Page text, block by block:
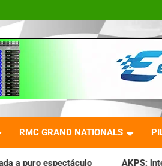
RMC GRAND NATIONALS
AKPS: Intervino la IGJ y